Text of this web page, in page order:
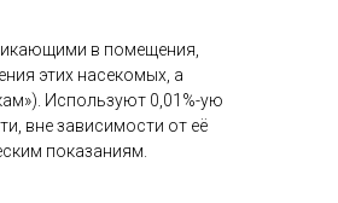
в помещения,
этих насекомых, а
Используют 0,01%-ую
вне зависимости от её
показаниям.